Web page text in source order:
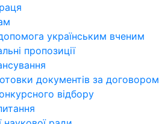
українським вченим
пропозиції
документів за договором
відбору